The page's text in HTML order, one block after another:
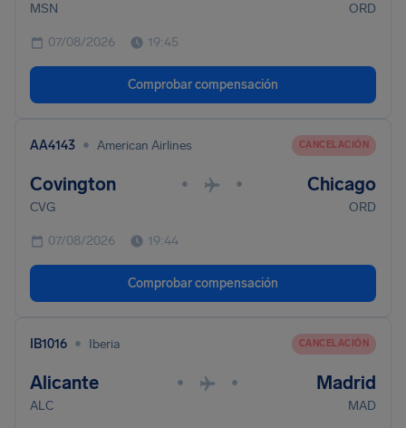
MSN ORD
07/08/2026 19:45
Comprobar compensación
AA4143 • American Airlines CANCELACIÓN
Covington • • Chicago
CVG ORD
07/08/2026 19:44
Comprobar compensación
IB1016 • Iberia CANCELACIÓN
Alicante • • Madrid
ALC MAD